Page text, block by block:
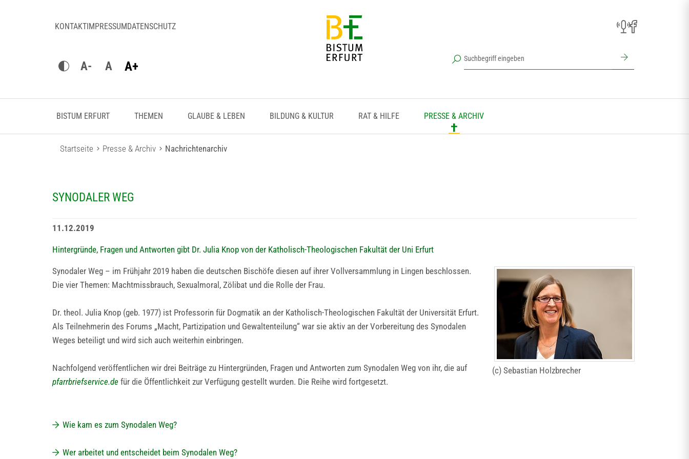
KONTAKTIMPRESSUMDATENSCHUTZ
A- A A+
BISTUM ERFURT THEMEN GLAUBE & LEBEN BILDUNG & KULTUR RAT & HILFE PRESSE & ARCHIV
Startseite Presse & Archiv Nachrichtenarchiv
SYNODALER WEG
11.12.2019
Hintergründe, Fragen und Antworten gibt Dr. Julia Knop von der Katholisch-Theologischen Fakultät der Uni Erfurt
(c) Sebastian Holzbrecher
Synodaler Weg – im Frühjahr 2019 haben die deutschen Bischöfe diesen auf ihrer Vollversammlung in Lingen beschlossen.
Die vier Themen: Machtmissbrauch, Sexualmoral, Zölibat und die Rolle der Frau.
Dr. theol. Julia Knop (geb. 1977) ist Professorin für Dogmatik an der Katholisch-Theologischen Fakultät der Universität Erfurt.
Als Teilnehmerin des Forums „Macht, Partizipation und Gewaltenteilung“ war sie aktiv an der Vorbereitung des Synodalen
Weges beteiligt und wird sich auch weiterhin einbringen.
Nachfolgend veröffentlichen wir drei Beiträge zu Hintergründen, Fragen und Antworten zum Synodalen Weg von ihr, die auf
pfarrbriefservice.de für die Öffentlichkeit zur Verfügung gestellt wurden. Die Reihe wird fortgesetzt.
Wie kam es zum Synodalen Weg?
Wer arbeitet und entscheidet beim Synodalen Weg?